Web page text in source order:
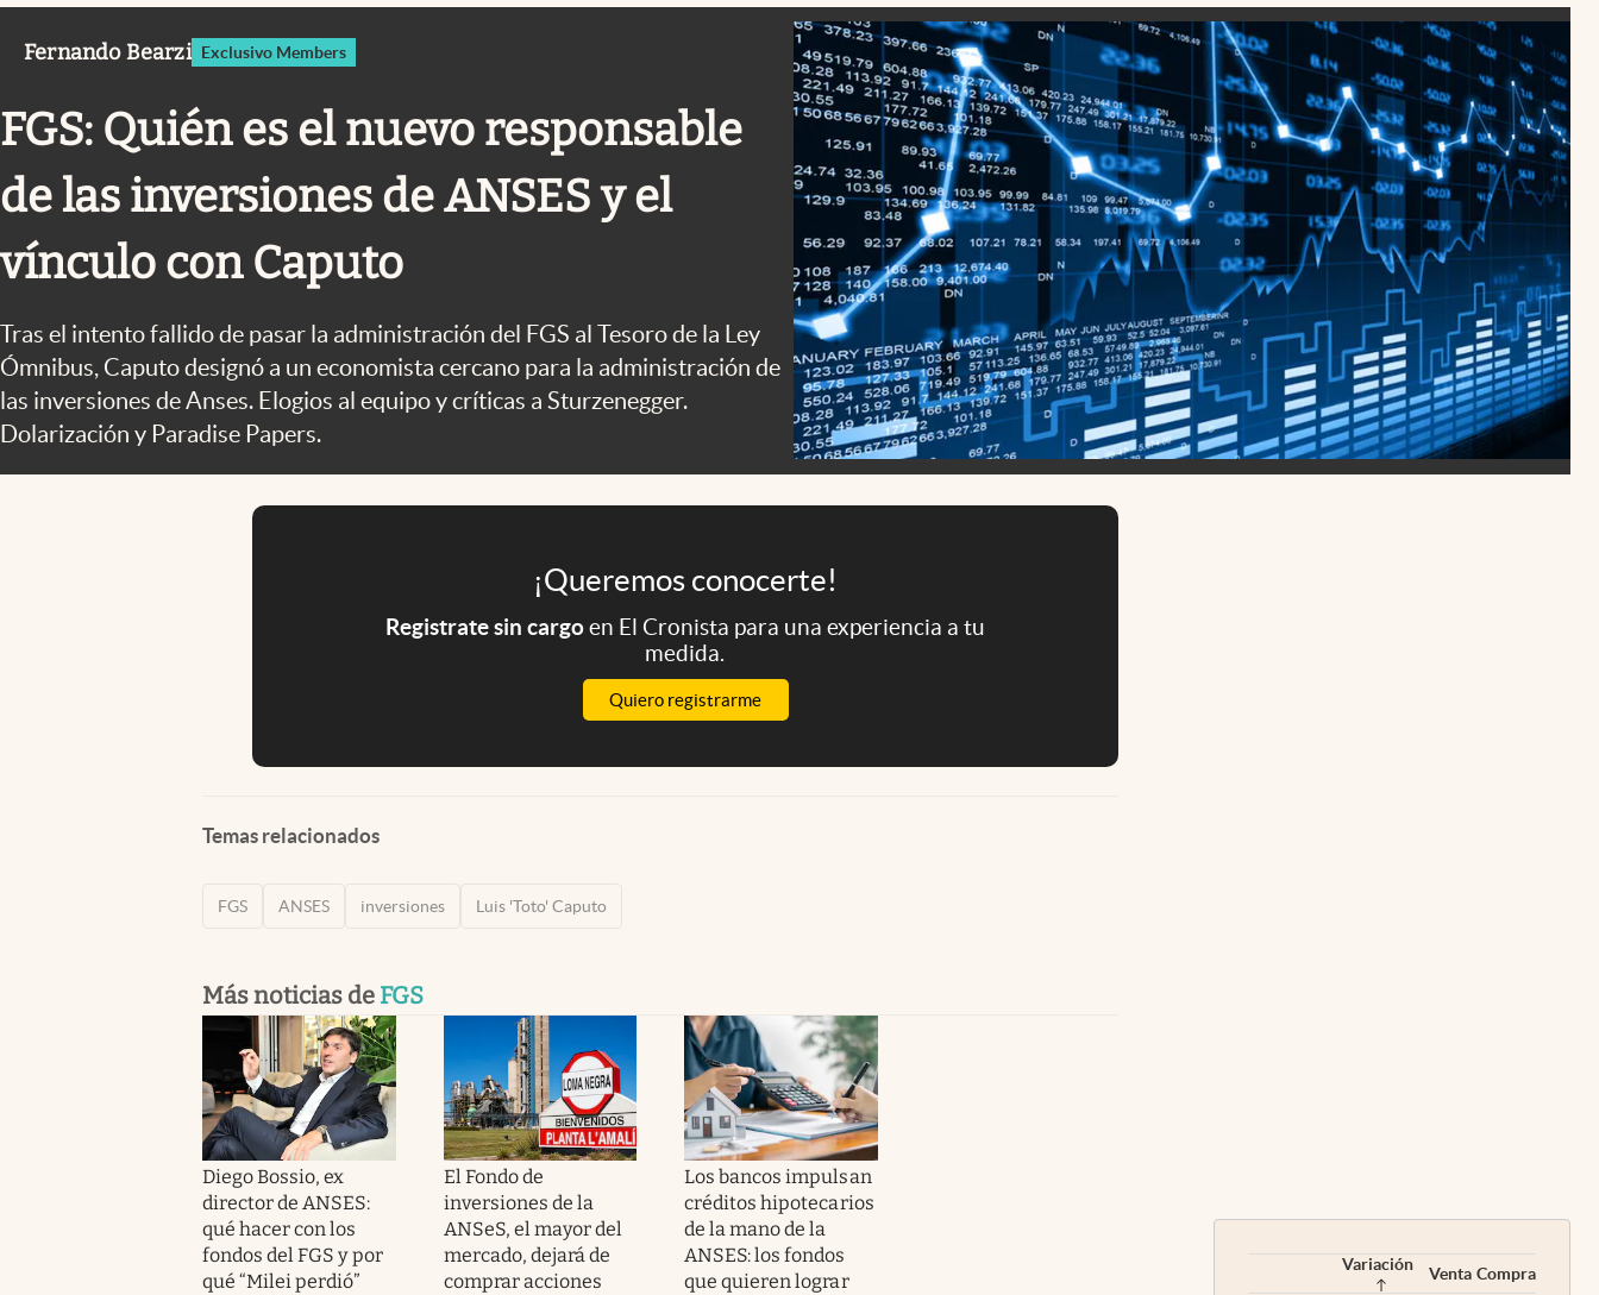
Infotechnology
Clase
Mundial 2026
Eventos Corporativos
El Cronista Studio
Mediakit
abre en nueva pestaña
Fernando Bearzi Exclusivo Members
FGS: Quién es el nuevo responsable
de las inversiones de ANSES y el
vínculo con Caputo
Tras el intento fallido de pasar la administración del FGS al Tesoro de la Ley
Ómnibus, Caputo designó a un economista cercano para la administración de
las inversiones de Anses. Elogios al equipo y críticas a Sturzenegger.
Dolarización y Paradise Papers.
¡Queremos conocerte!
Registrate sin cargoen El Cronista para una experiencia a tu
medida.
Quiero registrarme
Temas relacionados
FGS ANSES inversiones Luis 'Toto' Caputo
Más noticias de FGS
Diego Bossio, ex
director de ANSES:
qué hacer con los
fondos del FGS y por
qué “Milei perdió”
El Fondo de
inversiones de la
ANSeS, el mayor del
mercado, dejará de
comprar acciones
Los bancos impulsan
créditos hipotecarios
de la mano de la
ANSES: los fondos
que quieren lograr
Variación Venta Compra